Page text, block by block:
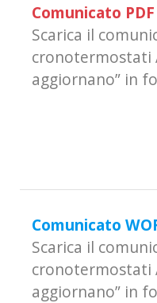
Comunicato PDF
Scarica il
cronotermostati
aggiornano” in
Comunicato
Scarica il
cronotermostati
aggiornano” in